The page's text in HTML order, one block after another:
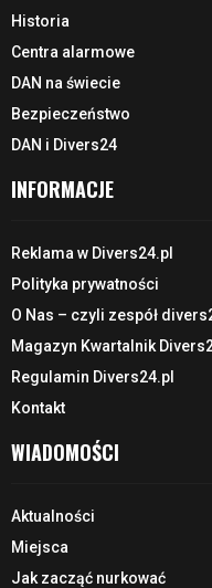
Historia
Centra alarmowe
DAN na świecie
Bezpieczeństwo
DAN i Divers24
INFORMACJE
Reklama w Divers24.pl
Polityka prywatności
O Nas – czyli zespół
Magazyn Kwartalnik
Regulamin Divers24.pl
Kontakt
WIADOMOŚCI
Aktualności
Miejsca
Jak zacząć nurkować